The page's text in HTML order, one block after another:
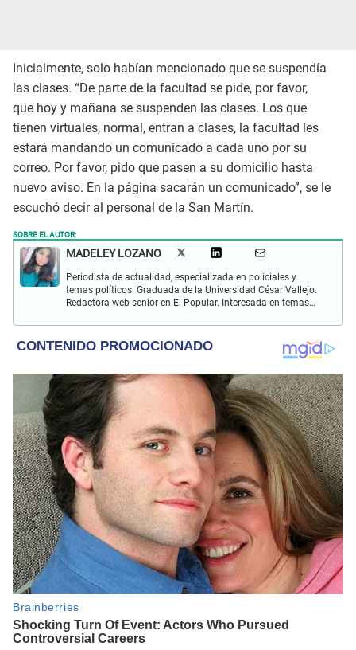
Inicialmente, solo habían mencionado que se suspendía
las clases. “De parte de la facultad se pide, por favor,
que hoy y mañana se suspenden las clases. Los que
tienen virtuales, normal, entran a clases, la facultad les
estará mandando un comunicado a cada uno por su
correo. Por favor, pido que pasen a su domicilio hasta
nuevo aviso. En la página sacarán un comunicado”, se le
escuchó decir al personal de la San Martín.
SOBRE EL AUTOR:
MADELEY LOZANO
Periodista de actualidad, especializada en policiales y
temas políticos. Graduada de la Universidad César Vallejo.
Redactora web senior en El Popular. Interesada en temas
turismo, gastronomía y doblajes.